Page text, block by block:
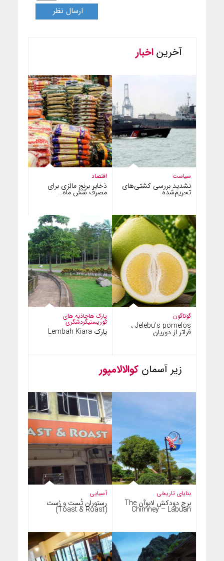
آخریناخبار
اقتصاد
ذخایر برنج مالزی برای
مصرف شش ماه…
سیاست
تشدید بررسی کشتی‌های
تحریم‌شده
پارک هاجاذبه های
توریستیگردشگری
پارک Lembah Kiara
گوناگون
Jelebu’s pomelos ،
فراتر از دوریان
زیر آسمان کوالالامپور
آسیایی
رستوران تُست و رُست
(Toast & Roast)
بنایای تاریخی
برج دودکش لابوآن The
Chimney – Labuan